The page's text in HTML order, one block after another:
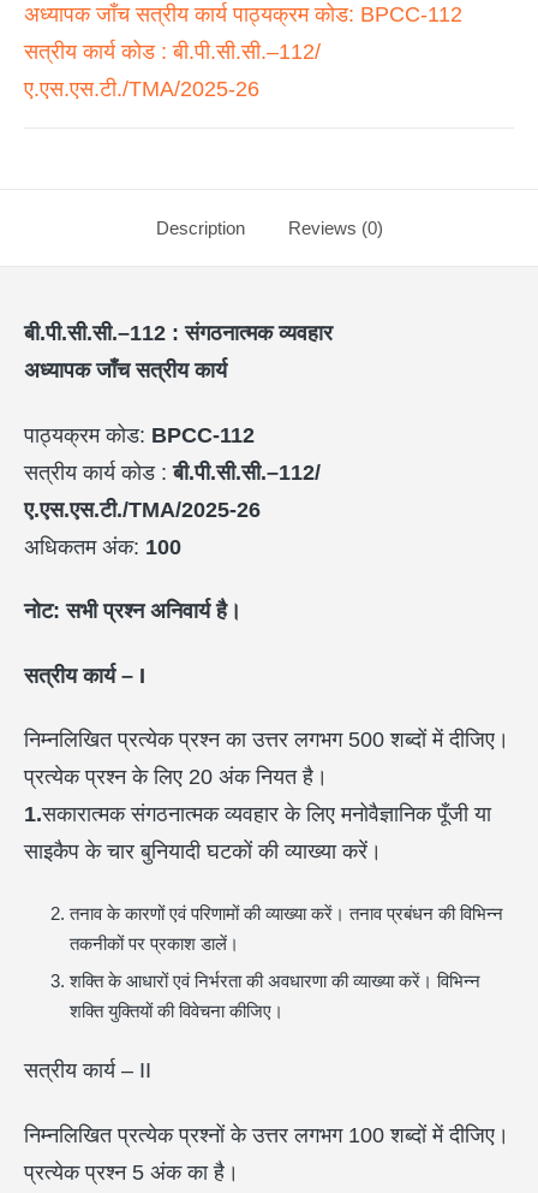
अध्यापक जाँच सत्रीय कार्य पाठ्यक्रम कोड: BPCC-112
सत्रीय कार्य कोड : बी.पी.सी.सी.–112/
ए.एस.एस.टी./TMA/2025-26
Description Reviews (0)
बी.पी.सी.सी.–112 :संगठनात्मक व्यवहार
अध्यापक जाँच सत्रीय कार्य
पाठ्यक्रम कोड: BPCC-112
सत्रीय कार्य कोड :बी.पी.सी.सी.–112/
ए.एस.एस.टी./TMA/2025-26
अधिकतम अंक: 100
नोट: सभी प्रश्न अनिवार्य है।
सत्रीय कार्य – I
निम्नलिखित प्रत्येक प्रश्न का उत्तर लगभग 500 शब्दों में दीजिए।
प्रत्येक प्रश्न के लिए 20 अंक नियत है।
1.सकारात्मक संगठनात्मक व्यवहार के लिए मनोवैज्ञानिक पूँजी या
साइकैप के चार बुनियादी घटकों की व्याख्या करें।
तनाव के कारणों एवं परिणामों की व्याख्या करें। तनाव प्रबंधन की विभिन्न
तकनीकों पर प्रकाश डालें।
शक्ति के आधारों एवं निर्भरता की अवधारणा की व्याख्या करें। विभिन्न
शक्ति युक्तियों की विवेचना कीजिए।
सत्रीय कार्य – II
निम्नलिखित प्रत्येक प्रश्नों के उत्तर लगभग 100 शब्दों में दीजिए।
प्रत्येक प्रश्न 5 अंक का है।